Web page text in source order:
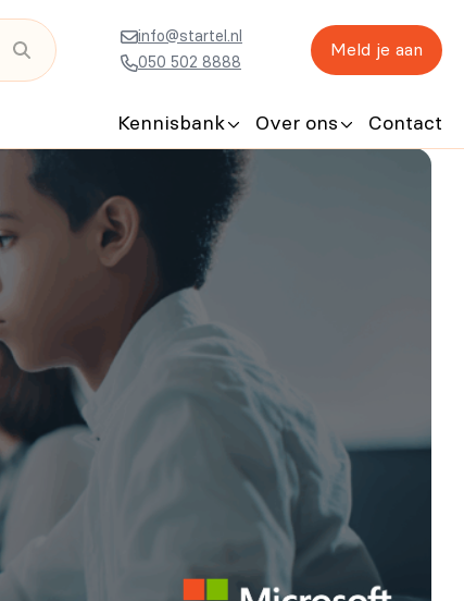
info@startel.nl
050 502 8888
Meld je aan
Kennisbank Over ons Contact